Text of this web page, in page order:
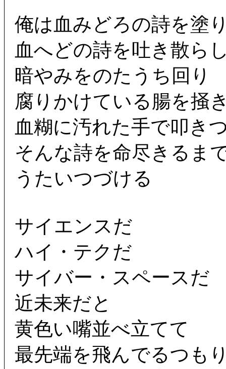
俺は血みどろの詩を塗
血へどの詩を吐き散ら
暗やみをのたうち回り
腐りかけている腸を掻
血糊に汚れた手で叩き
そんな詩を命尽きるま
うたいつづける
サイエンスだ
ハイ・テクだ
サイバー・スペースだ
近未来だと
黄色い嘴並べ立てて
最先端を飛んでるつも